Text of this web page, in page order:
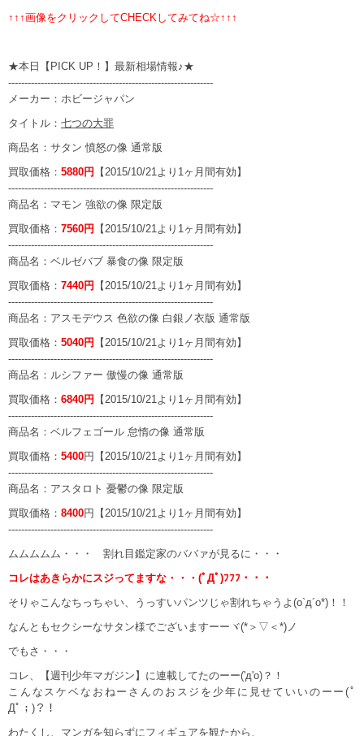
↑↑↑画像をクリックしてCHECKしてみてね☆↑↑↑
★本日【PICK UP！】最新相場情報♪★
---------------------------------------------------------------
メーカー：ホビージャパン
タイトル： 七つの大罪
商品名：サタン 憤怒の像 通常版
買取価格： 5880円
【2015/10/21より1ヶ月間有効】
---------------------------------------------------------------
商品名： マモン 強欲の像 限定版
買取価格： 7560円
【2015/10/21より1ヶ月間有効】
---------------------------------------------------------------
商品名： ベルゼバブ 暴食の像 限定版
買取価格： 7440円
【2015/10/21より1ヶ月間有効】
---------------------------------------------------------------
商品名： アスモデウス 色欲の像 白銀ノ衣版 通常版
買取価格： 5040円
【2015/10/21より1ヶ月間有効】
---------------------------------------------------------------
商品名： ルシファー 傲慢の像 通常版
買取価格： 6840円
【2015/10/21より1ヶ月間有効】
---------------------------------------------------------------
商品名： ベルフェゴール 怠惰の像 通常版
買取価格： 5400円【2015/10/21より1ヶ月間有効】
---------------------------------------------------------------
商品名： アスタロト 憂鬱の像 限定版
買取価格： 8400円【2015/10/21より1ヶ月間有効】
---------------------------------------------------------------
ムムムムム・・・ 割れ目鑑定家のババァが見るに・・・
コレはあきらかにスジってますな・・・(ﾟДﾟ)ﾌﾌﾌ・・・
そりゃこんなちっちゃい、うっすいパンツじゃ割れちゃうよ(o`д´o*)！！
なんともセクシーなサタン様でございますーーヾ(*＞▽＜*)ノ
でもさ・・・
コレ、【週刊少年マガジン】に連載してたのーー('д'o)？！
こんなスケベなおねーさんのおスジを少年に見せていいのーー(ﾟ
Дﾟ；)？！
わたくし、マンガを知らずにフィギュアを観たから、